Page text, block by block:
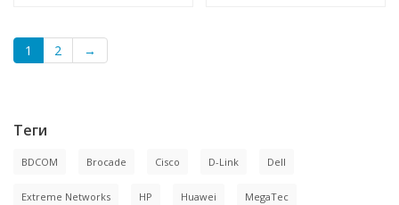
1 2 →
Теги
BDCOM Brocade Cisco D-Link Dell
Extreme Networks HP Huawei MegaTec